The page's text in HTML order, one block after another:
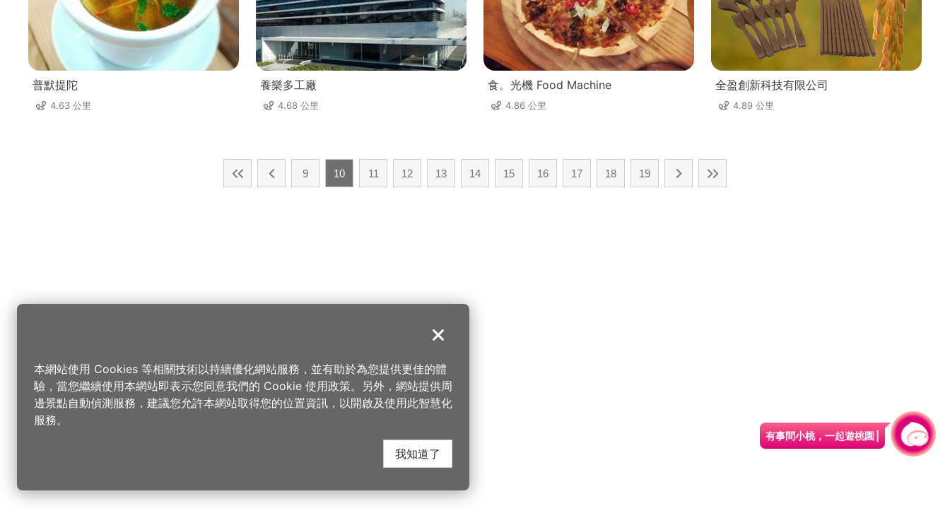
普默提陀
4.63 公里
養樂多工廠
4.68 公里
食。光機 Food Machine
4.86 公里
全盈創新科技有限公司
4.89 公里
9 10 11 12 13 14 15 16 17 18 19
關閉
本網站使用 Cookies 等相關技術以持續優化網站服務，並有助於為您提供更佳的體
驗，當您繼續使用本網站即表示您同意我們的 Cookie 使用政策。另外，網站提供周
邊景點自動偵測服務，建議您允許本網站取得您的位置資訊，以開啟及使用此智慧化
服務。
我知道了
有事問小桃，一起遊桃園|